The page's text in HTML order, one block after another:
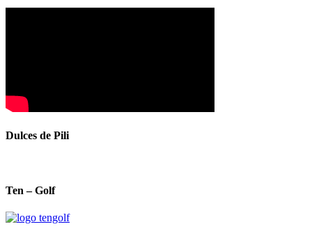
Dulces de Pili
Ten – Golf